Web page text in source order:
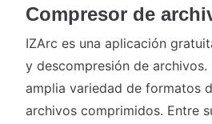
Compresor de
IZArc es una aplicación
y descompresión de
amplia variedad de formatos
archivos comprimidos. Entre